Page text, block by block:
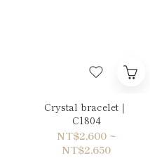
Crystal bracelet｜
C1804
NT$2,600 ~
NT$2,650